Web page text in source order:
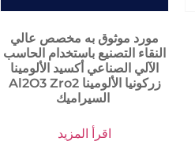
مورد موثوق به مخصص عالي
النقاء التصنيع باستخدام الحاسب
الآلي الصناعي أكسيد الألومينا
Al2O3 Zro2 زركونيا الألومينا
اقرأ المزيد